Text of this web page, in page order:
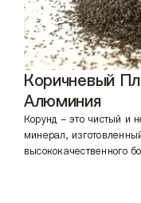
Коричневый
Алюминия
Корунд - это чистый и
минерал,
высококачественного